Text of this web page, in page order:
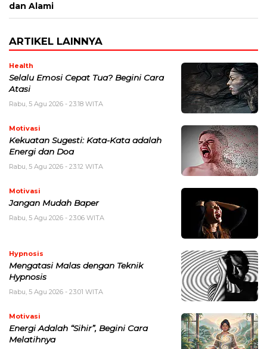
dan Alami
ARTIKEL LAINNYA
Health
Selalu Emosi Cepat Tua? Begini Cara
Atasi
Rabu, 5 Agu 2026 - 23:18 WITA
Motivasi
Kekuatan Sugesti: Kata-Kata adalah
Energi dan Doa
Rabu, 5 Agu 2026 - 23:12 WITA
Motivasi
Jangan Mudah Baper
Rabu, 5 Agu 2026 - 23:06 WITA
Hypnosis
Mengatasi Malas dengan Teknik
Hypnosis
Rabu, 5 Agu 2026 - 23:01 WITA
Motivasi
Energi Adalah “Sihir”, Begini Cara
Melatihnya